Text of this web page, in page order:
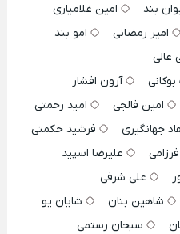
بند
امین غلامیاری
امیر رمضانی
امو بند
عالی
آرون افشار
امین فالجی
امید رحمتی
جهانگیری
فرشید حکمتی
علیرضا اسپید
علی شرفی
شاهین بنان
شایان یو
سبحان رستمی